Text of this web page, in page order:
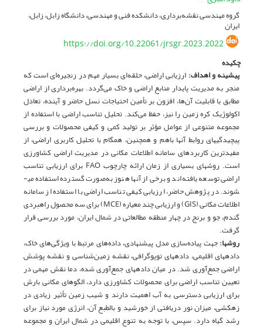
گروه مهندسی نقشه‌برداری، دانشکده فنی و مهندسی، دانشگاه زابل، زابل،
ایران
https://doi.org/10.22061/jrsgr.2023.2022
چکیده
پیشینه و اهداف: ارزیابی اراضی، حلقه‌ای بسیار مهم در زنجیره‌ای است که
منجر به مدیریت پایدار منابع اراضی و خاک می‌گردد. بهره‌برداری از اراضی
مطابق با قابلیت آن‌ها، افزون بر تأمین احتیاجات نسل حاضر و آینده، تعادل
اکولوژیک کره زمین را نیز، حفظ می‌کند. تحلیل تناسب اراضی با استفاده از
مجموعه متنوعی از عوامل مؤثر بر تولید کمی و کیفی محصولات و بررسی
پیچیدگی­های روابط آن­ها باهم و همچنین، همگام با تحلیل کاربری اراضی، از
مفیدترین کاربردهای سامانه اطلاعات مکانی در مدیریت اراضی کشاورزی
است. روش­های بسیاری از زمان ارائه چارچوب FAO برای ارزیابی تناسب
اراضی توسعه‌ یافته‌اند و برخی از آن­ها هنوز به‌صورت گسترده استفاده می­
شوند. در پژوهش حاضر، ارزیابی کیفی تناسب اراضی با استفاده از سامانه
اطلاعات مکانی (GIS) و ارزیابی چند معیاره (MCE) برای سه محصول راهبردی
گندم، جو و برنج در چهار منطقه مطالعاتی در شمال ایران، مورد بررسی قرار
گرفت.
روش­ها:جهت پیاده‌سازی مدل پیشنهادی، داده‌های مرتبط با ویژگی‌های خاک،
داده­های اقلیمی، داده­های توپوگرافی، نقشه زمین‌شناسی و نقشه پوشش
اراضی جمع‌آوری شد. در میان داده­های جمع‌آوری شده، دما نقش مهمی در
تعیین تناسب اراضی برای محصولات کشاورزی دارد، الگوهای مکانی بارش
برای ارزیابی دسترسی به آب اهمیت دارند و شیب زمین تأثیر زیادی در
زهکشی، میزان نور دریافتی از خورشید و بالطبع آن، انرژی مورد نیاز برای
رشد گیاه دارد. سپس، با توجه به تنوع اقلیمی در شمال ایران و مجموعه‌